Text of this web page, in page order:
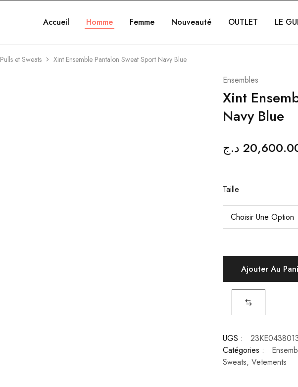
Accueil Homme Femme Nouveauté OUTLET LE
Pulls et Sweats Xint Ensemble Pantalon Sweat Sport Navy Blue
Ensembles
Xint
Navy Blue
د.ج
Taille
Ajouter Au
UGS :
Catégories :
Sweats, Vetements